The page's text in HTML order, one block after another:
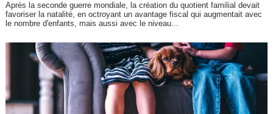
Après la seconde guerre mondiale, la création du quotient familial devait
favoriser la natalité, en octroyant un avantage fiscal qui augmentait avec
le nombre d'enfants, mais aussi avec le niveau...